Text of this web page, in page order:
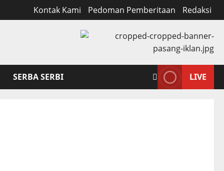
Kontak Kami Pedoman Pemberitaan Redaksi
SERBA SERBI LIVE